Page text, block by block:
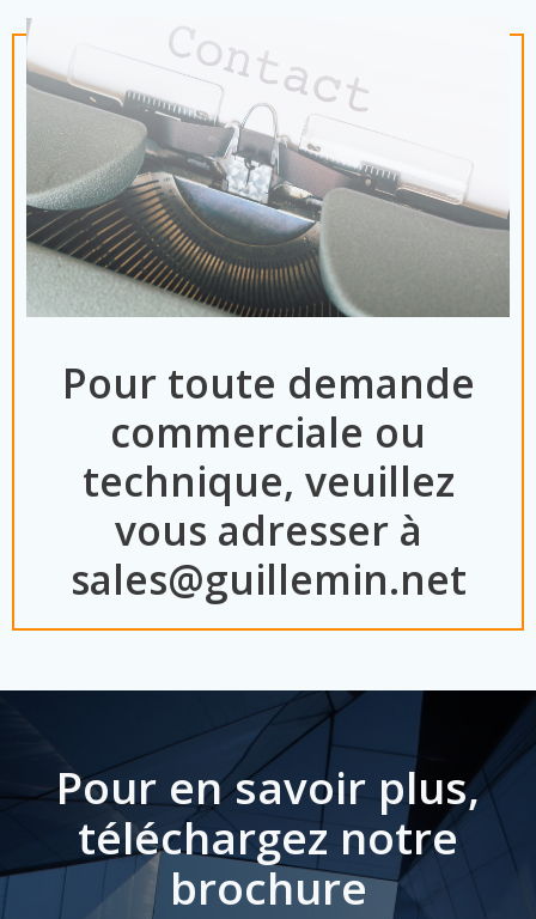
Pour toute demande
commerciale ou
technique, veuillez
vous adresser à
sales@guillemin.net
Pour en savoir plus,
téléchargez notre
brochure